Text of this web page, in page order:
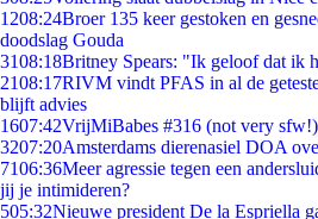
1208:24Broer 135 keer gestoken en
doodslag Gouda
3108:18Britney Spears: "Ik geloof dat ik
2108:17RIVM vindt PFAS in al de
blijft advies
1607:42VrijMiBabes #316 (not very sfw!)
3207:20Amsterdams dierenasiel DOA
7106:36Meer agressie tegen een
jij je intimideren?
505:32Nieuwe president De la Espriella